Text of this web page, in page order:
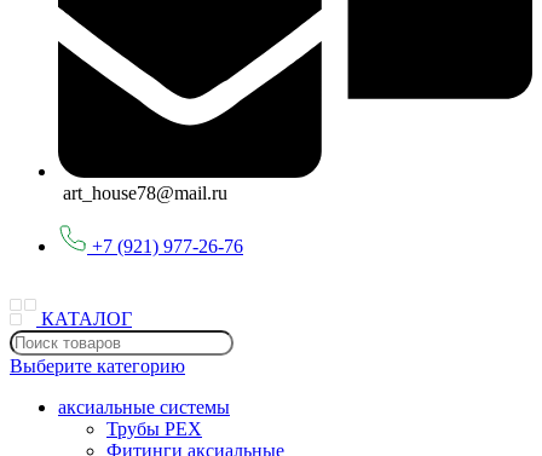
art_house78@mail.ru
+7 (921) 977-26-76
КАТАЛОГ
Выберите категорию
аксиальные системы
Трубы PEX
Фитинги аксиальные